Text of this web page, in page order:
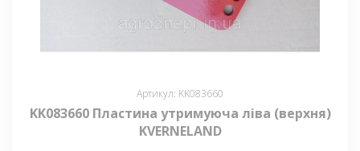
Артикул: KK083660
KK083660 Пластина утримуюча ліва (верхня)
KVERNELAND